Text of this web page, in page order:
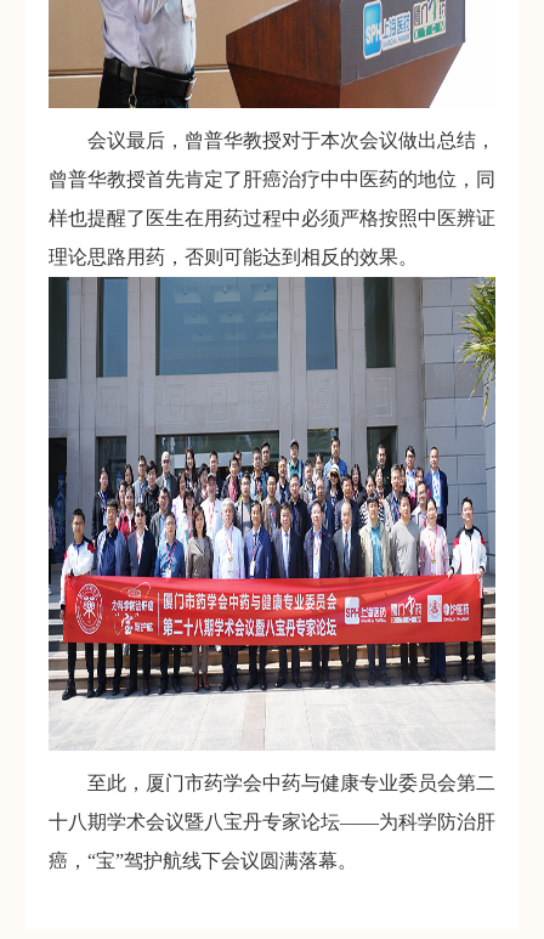
会议最后，曾普华教授对于本次会议做出总结，
曾普华教授首先肯定了肝癌治疗中中医药的地位，同
样也提醒了医生在用药过程中必须严格按照中医辨证
理论思路用药，否则可能达到相反的效果。
至此，厦门市药学会中药与健康专业委员会第二
十八期学术会议暨八宝丹专家论坛——为科学防治肝
癌，“宝”驾护航线下会议圆满落幕。